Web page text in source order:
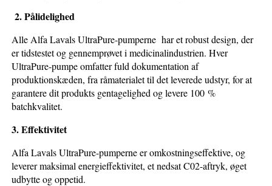
2. Pålidelighed
Alle Alfa Lavals UltraPure-pumperne har et robust design, der
er tidstestet og gennemprøvet i medicinalindustrien. Hver
UltraPure-pumpe omfatter fuld dokumentation af
produktionskæden, fra råmaterialet til det leverede udstyr, for at
garantere dit produkts gentagelighed og levere 100 %
batchkvalitet.
3. Effektivitet
Alfa Lavals UltraPure-pumperne er omkostningseffektive, og
leverer maksimal energieffektivitet, et nedsat C02-aftryk, øget
udbytte og oppetid.